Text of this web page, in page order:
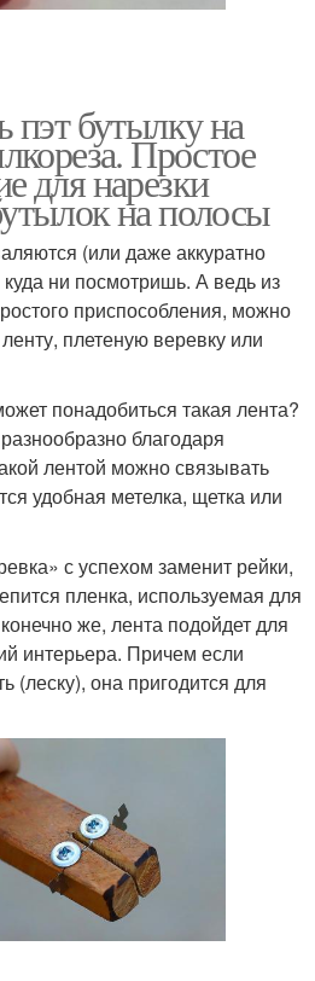
пэт бутылку на
Простое
для нарезки
на полосы
(или даже аккуратно
куда ни посмотришь. А ведь из
приспособления, можно
плетеную веревку или
понадобиться такая лента?
благодаря
лентой можно связывать
удобная метелка, щетка или
с успехом заменит рейки,
пленка, используемая для
же, лента подойдет для
интерьера. Причем если
(леску), она пригодится для